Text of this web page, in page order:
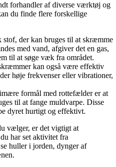
forhandler af diverse værktøj og
du finde flere forskellige
stof, der kan bruges til at skræmme
med vand, afgiver det en gas,
til at søge væk fra området.
kan også være effektiv
høje frekvenser eller vibrationer,
formål med rottefælder er at
til at fange muldvarpe. Disse
dyret hurtigt og effektivt.
vælger, er det vigtigt at
har set aktivitet fra
huller i jorden, dynger af